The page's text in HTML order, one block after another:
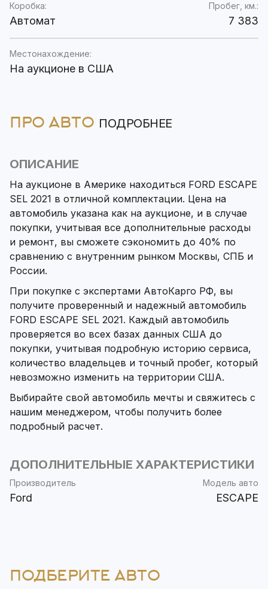
Коробка:
Автомат
Пробег, км.:
7 383
Местонахождение:
На аукционе в США
ПРО АВТО ПОДРОБНЕЕ
ОПИСАНИЕ
На аукционе в Америке находиться FORD ESCAPE
SEL 2021 в отличной комплектации. Цена на
автомобиль указана как на аукционе, и в случае
покупки, учитывая все дополнительные расходы
и ремонт, вы сможете сэкономить до 40% по
сравнению с внутренним рынком Москвы, СПБ и
России.
При покупке с экспертами АвтоКарго РФ, вы
получите проверенный и надежный автомобиль
FORD ESCAPE SEL 2021. Каждый автомобиль
проверяется во всех базах данных США до
покупки, учитывая подробную историю сервиса,
количество владельцев и точный пробег, который
невозможно изменить на территории США.
Выбирайте свой автомобиль мечты и свяжитесь с
нашим менеджером, чтобы получить более
подробный расчет.
ДОПОЛНИТЕЛЬНЫЕ ХАРАКТЕРИСТИКИ
Производитель
Ford
Модель авто
ESCAPE
ПОДБЕРИТЕ АВТО